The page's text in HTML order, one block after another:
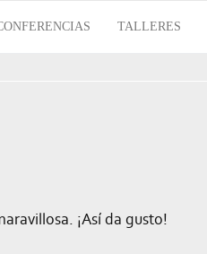
TALLERES
¡Así da gusto!